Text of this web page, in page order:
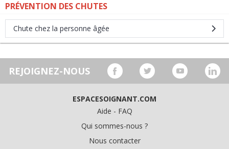
PRÉVENTION DES CHUTES
Chute chez la personne âgée
REJOIGNEZ-NOUS
ESPACESOIGNANT.COM
Aide - FAQ
Qui sommes-nous ?
Nous contacter